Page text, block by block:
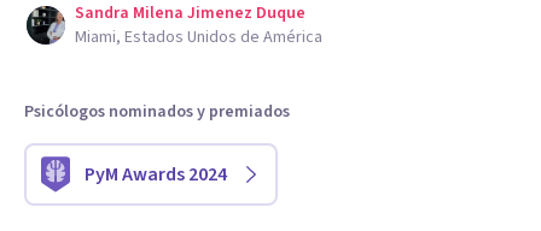
Sandra Milena Jimenez Duque
Miami, Estados Unidos de América
Psicólogos nominados y premiados
PyM Awards 2024